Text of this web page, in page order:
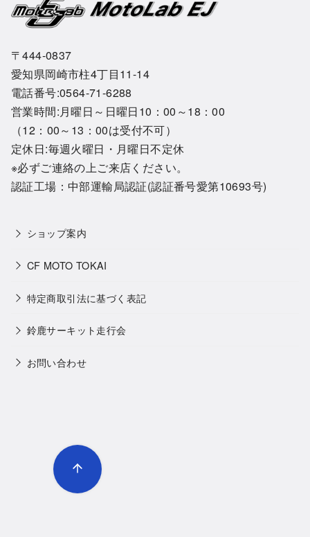
〒444-0837
愛知県岡崎市柱4丁目11-14
電話番号:0564-71-6288
営業時間:月曜日～日曜日10：00～18：00
（12：00～13：00は受付不可）
定休日:毎週火曜日・月曜日不定休
※必ずご連絡の上ご来店ください。
認証工場：中部運輸局認証(認証番号愛第10693号)
ショップ案内
CF MOTO TOKAI
特定商取引法に基づく表記
鈴鹿サーキット走行会
お問い合わせ